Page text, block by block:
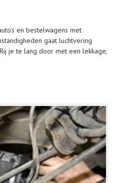
en bestelwagens met
gaat luchtvering
je te lang door met een lekkage,